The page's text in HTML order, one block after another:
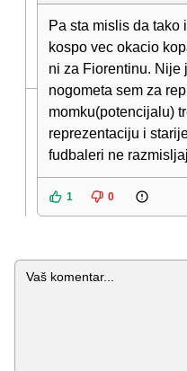
Pa sta mislis da tako
kospo vec okacio
ni za Fiorentinu. Nije
nogometa sem za
momku(potencijalu)
reprezentaciju i
fudbaleri ne
1 0
Komentar